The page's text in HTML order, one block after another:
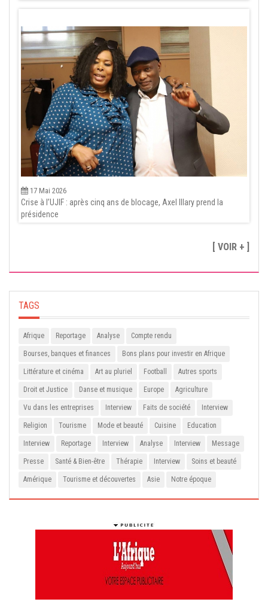
17 Mai 2026
Crise à l’UJIF : après cinq ans de blocage, Axel Illary prend la
présidence
[ VOIR + ]
TAGS
Afrique Reportage Analyse Compte rendu
Bourses, banques et finances Bons plans pour investir en Afrique
Littérature et cinéma Art au pluriel Football Autres sports
Droit et Justice Danse et musique Europe Agriculture
Vu dans les entreprises Interview Faits de société Interview
Religion Tourisme Mode et beauté Cuisine Education
Interview Reportage Interview Analyse Interview Message
Presse Santé & Bien-être Thérapie Interview Soins et beauté
Amérique Tourisme et découvertes Asie Notre époque